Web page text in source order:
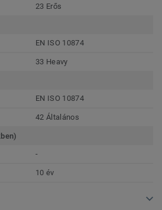
23 Erős
EN ISO 10874
33 Heavy
EN ISO 10874
42 Általános
-
10 év